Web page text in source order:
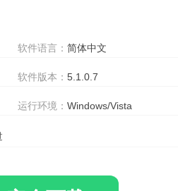
软件语言：简体中文
软件版本：5.1.0.7
运行环境：Windows/Vista